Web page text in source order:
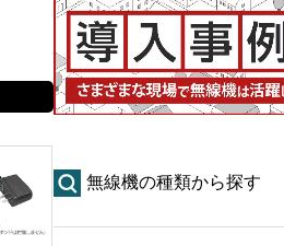
無線機の種類から探す